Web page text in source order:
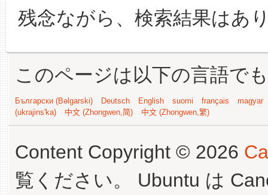
残念ながら、検索結果はあ
このページは以下の言語で
Български (Bəlgarski) Deutsch English suomi français
magyar
(ukrajins'ka)
中文 (Zhongwen,简) 中文 (Zhongwen,繁)
Content Copyright © 2026
覧ください。 Ubuntu は